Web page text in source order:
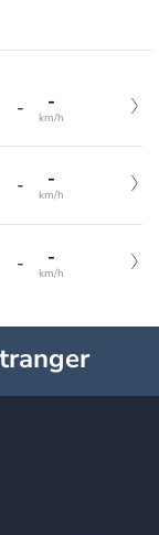
- -
km/h
- -
km/h
- -
km/h